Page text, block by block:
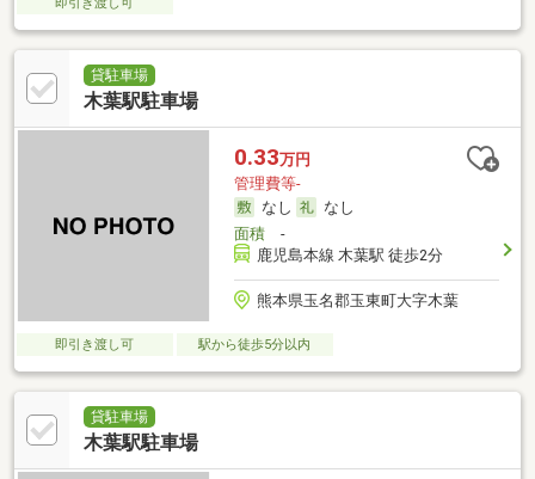
貸駐車場
木葉駅駐車場
0.33万円
管理費等-
なし
なし
面積-
鹿児島本線 木葉駅 徒歩2分
熊本県玉名郡玉東町大字木葉
即引き渡し可 駅から徒歩5分以内
貸駐車場
木葉駅駐車場